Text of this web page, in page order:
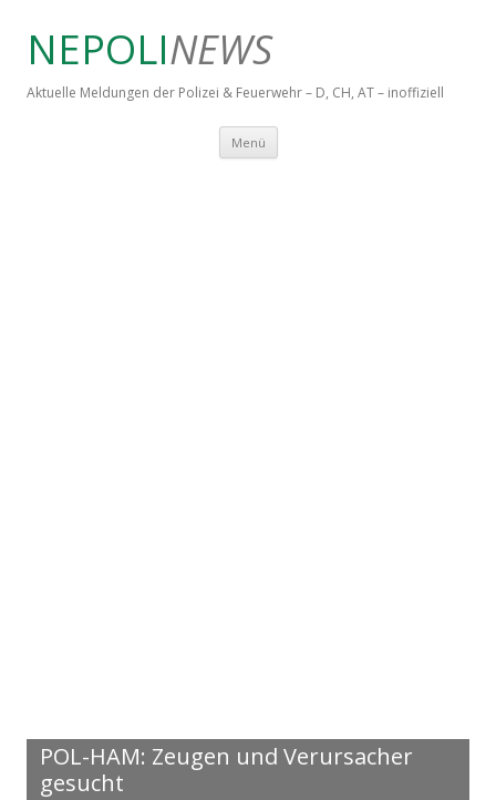
NEPOLINEWS
Aktuelle Meldungen der Polizei & Feuerwehr – D, CH, AT – inoffiziell
Menü Springe zum Inhalt
POL-HAM: Zeugen und Verursacher
gesucht